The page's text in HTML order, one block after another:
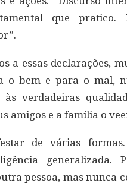
que
a essas declarações,
o bem e para o mal,
verdadeiras
amigos e a família o
de várias
generalizada.
pessoa, mas nunca